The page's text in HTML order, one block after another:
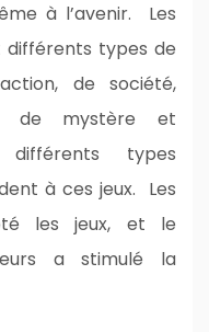
à l’avenir. Les
différents types de
de société,
de mystère et
types
à ces jeux. Les
les jeux, et le
a stimulé la